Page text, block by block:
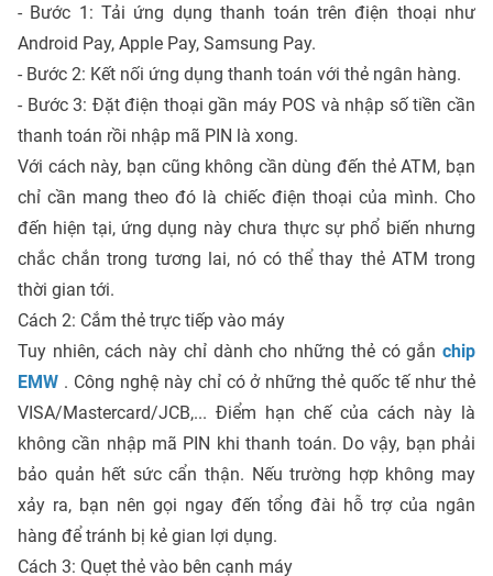
- Bước 1: Tải ứng dụng thanh toán trên điện thoại như
Android Pay, Apple Pay, Samsung Pay.
- Bước 2: Kết nối ứng dụng thanh toán với thẻ ngân hàng.
- Bước 3: Đặt điện thoại gần máy POS và nhập số tiền cần
thanh toán rồi nhập mã PIN là xong.
Với cách này, bạn cũng không cần dùng đến thẻ ATM, bạn
chỉ cần mang theo đó là chiếc điện thoại của mình. Cho
đến hiện tại, ứng dụng này chưa thực sự phổ biến nhưng
chắc chắn trong tương lai, nó có thể thay thẻ ATM trong
thời gian tới.
Cách 2: Cắm thẻ trực tiếp vào máy
Tuy nhiên, cách này chỉ dành cho những thẻ có gắn chip
EMW . Công nghệ này chỉ có ở những thẻ quốc tế như thẻ
VISA/Mastercard/JCB,... Điểm hạn chế của cách này là
không cần nhập mã PIN khi thanh toán. Do vậy, bạn phải
bảo quản hết sức cẩn thận. Nếu trường hợp không may
xảy ra, bạn nên gọi ngay đến tổng đài hỗ trợ của ngân
hàng để tránh bị kẻ gian lợi dụng.
Cách 3: Quẹt thẻ vào bên cạnh máy